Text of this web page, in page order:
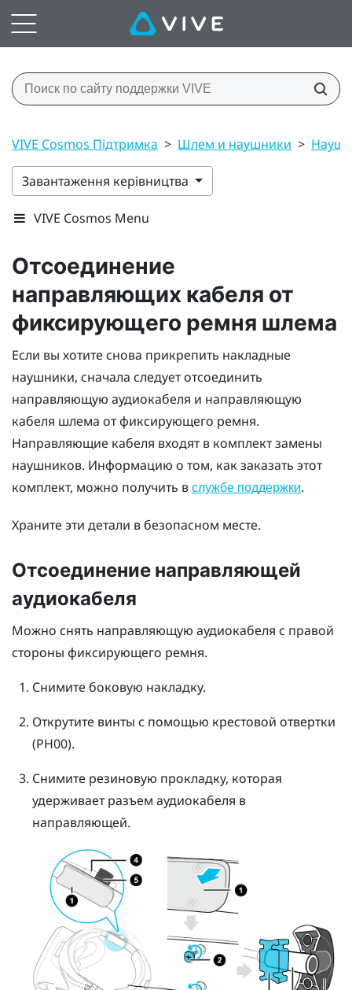
VIVE Cosmos Підтримка > Шлем и наушники >
Завантаження керівництва
VIVE Cosmos Menu
Отсоединение
направляющих кабеля от
фиксирующего ремня шлема
Если вы хотите снова прикрепить накладные
наушники, сначала следует отсоединить
направляющую аудиокабеля и направляющую
кабеля шлема от фиксирующего ремня.
Направляющие кабеля входят в комплект замены
наушников. Информацию о том, как заказать этот
комплект, можно получить в службе поддержки.
Храните эти детали в безопасном месте.
Отсоединение направляющей
аудиокабеля
Можно снять направляющую аудиокабеля с правой
стороны фиксирующего ремня.
Снимите боковую накладку.
Открутите винты с помощью крестовой отвертки
(PH00).
Снимите резиновую прокладку, которая
удерживает разъем аудиокабеля в
направляющей.